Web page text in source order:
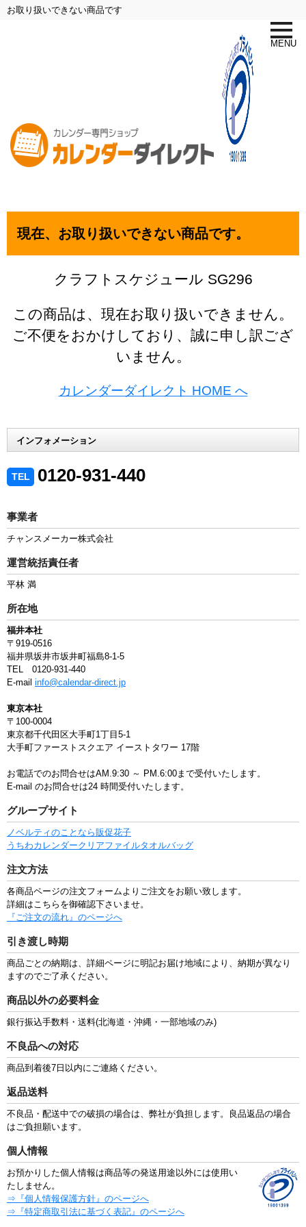
お取り扱いできない商品です
toggle
MENU
現在、お取り扱いできない商品です。
クラフトスケジュール SG296
この商品は、現在お取り扱いできません。
ご不便をおかけしており、誠に申し訳ござ
いません。
カレンダーダイレクト HOME へ
インフォメーション
TEL 0120-931-440
事業者
チャンスメーカー株式会社
運営統括責任者
平林 満
所在地
福井本社
〒919-0516
福井県坂井市坂井町福島8-1-5
TEL 0120-931-440
E-mail info@calendar-direct.jp
東京本社
〒100-0004
東京都千代田区大手町1丁目5-1
大手町ファーストスクエア イーストタワー 17階
お電話でのお問合せはAM.9:30 ～ PM.6:00まで受付いたします。
E-mail のお問合せは24 時間受付いたします。
グループサイト
ノベルティのことなら販促花子
うちわカレンダークリアファイルタオルバッグ
注文方法
各商品ページの注文フォームよりご注文をお願い致します。
詳細はこちらを御確認下さいませ。
『ご注文の流れ』のページへ
引き渡し時期
商品ごとの納期は、詳細ページに明記お届け地域により、納期が異なり
ますのでご了承ください。
商品以外の必要料金
銀行振込手数料・送料(北海道・沖縄・一部地域のみ)
不良品への対応
商品到着後7日以内にご連絡ください。
返品送料
不良品・配送中での破損の場合は、弊社が負担します。良品返品の場合
はご負担願います。
個人情報
お預かりした個人情報は商品等の発送用途以外には使用い
たしません。
⇒『個人情報保護方針』のページへ
⇒『特定商取引法に基づく表記』のページへ